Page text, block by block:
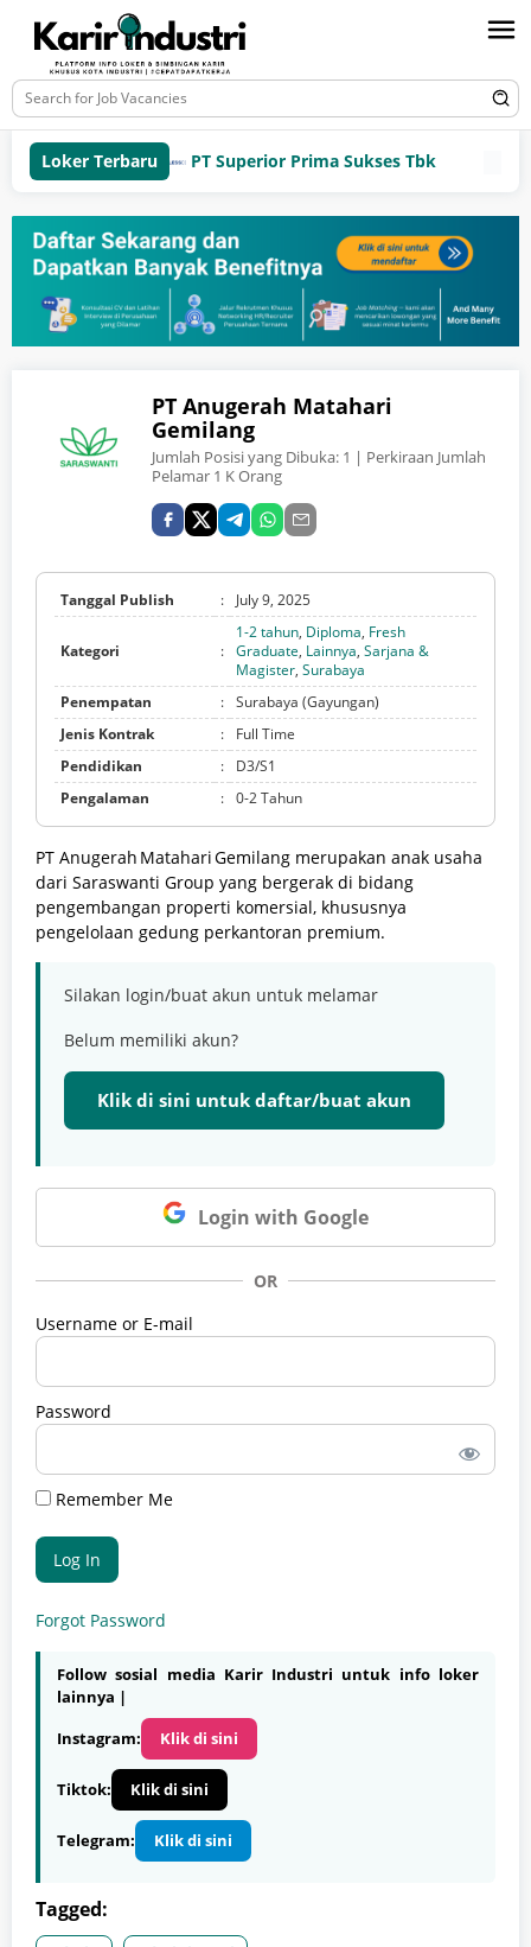
Loker Terbaru PT Superior Prima Sukses Tbk
PT Anugerah Matahari
Gemilang
Jumlah Posisi yang Dibuka: 1 | Perkiraan Jumlah
Pelamar 1 K Orang
Tanggal Publish : July 9, 2025
Kategori :
1-2 tahun, Diploma, Fresh
Graduate, Lainnya, Sarjana &
Magister, Surabaya
Penempatan
: Surabaya (Gayungan)
Jenis Kontrak
:
Full Time
Pendidikan
:
D3/S1
Pengalaman
: 0-2 Tahun
PT Anugerah Matahari Gemilang merupakan anak usaha
dari Saraswanti Group yang bergerak di bidang
pengembangan properti komersial, khususnya
pengelolaan gedung perkantoran premium.
Silakan login/buat akun untuk melamar
Belum memiliki akun?
Klik di sini untuk daftar/buat akun
Login with Google
OR
Username or E-mail
Password
Remember Me
Forgot Password
Follow sosial media Karir Industri untuk info loker
lainnya |
Instagram:
Klik di sini
Tiktok: Klik di sini
Telegram: Klik di sini
Tagged: